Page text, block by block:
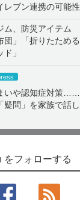
レブン連携の可能性
ム、防災アイテム
団」「折りたためる
」
いや認知症対策……
疑問」を家族で話し
をフォローする